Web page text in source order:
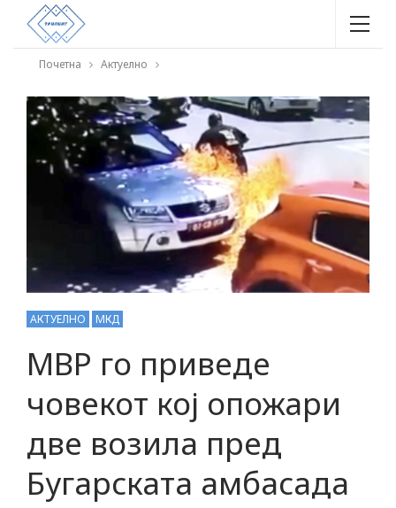
Почетна Актуелно
АКТУЕЛНО МКД
МВР го приведе
човекот кој опожари
две возила пред
Бугарската амбасада